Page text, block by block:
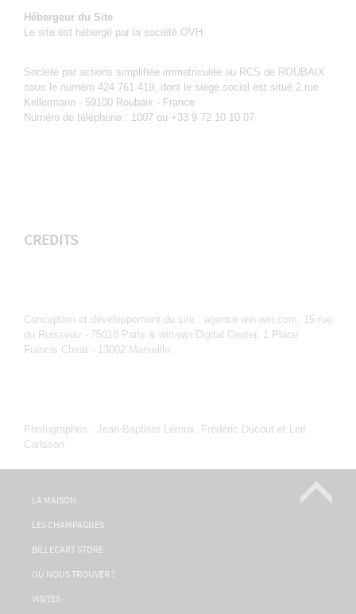
Hébergeur du Site
Le site est hébergé par la société OVH
Société par actions simplifiée immatriculée au RCS de ROUBAIX
sous le numéro 424 761 419, dont le siège social est situé 2 rue
Kellermann - 59100 Roubaix - France
Numéro de téléphone : 1007 ou +33 9 72 10 10 07
CREDITS
Conception et développement du site : agence win-win.com, 15 rue
du Ruisseau - 75018 Paris & win-win Digital Center, 1 Place
Francis Chirat - 13002 Marseille
Photographes : Jean-Baptiste Leroux, Frédéric Ducout et Leif
Carlsson
LA MAISON
LES CHAMPAGNES
BILLECART STORE
OÙ NOUS TROUVER ?
VISITES